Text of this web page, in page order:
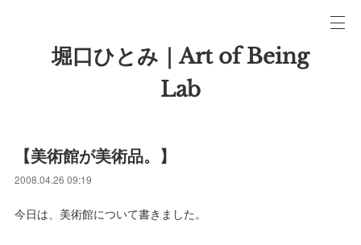
堀口ひとみ｜Art of Being
Lab
【美術館が美術品。】
2008.04.26 09:19
今日は、美術館について書きました。